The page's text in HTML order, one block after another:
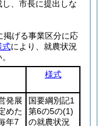
、市長に提出しな
掲げる事業区分に応
式により、就農状況
様式
発展
めた
年7
国要綱別記1
第6の5の(1)
の就農状況